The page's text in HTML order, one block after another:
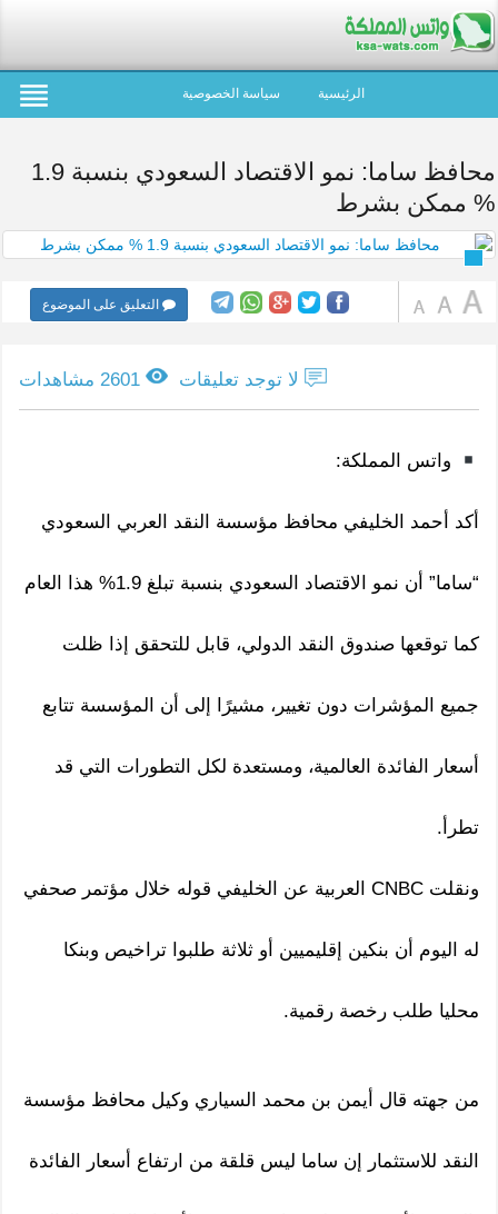
الرئيسية سياسة الخصوصية
محافظ ساما: نمو الاقتصاد السعودي بنسبة 1.9
% ممكن بشرط
التعليق على الموضوع
لا توجد تعليقات 2601 مشاهدات
واتس المملكة:
أكد أحمد الخليفي محافظ مؤسسة النقد العربي السعودي
“ساما” أن نمو الاقتصاد السعودي بنسبة تبلغ 1.9% هذا العام
كما توقعها صندوق النقد الدولي، قابل للتحقق إذا ظلت
جميع المؤشرات دون تغيير، مشيرًا إلى أن المؤسسة تتابع
أسعار الفائدة العالمية، ومستعدة لكل التطورات التي قد
تطرأ.
ونقلت CNBC العربية عن الخليفي قوله خلال مؤتمر صحفي
له اليوم أن بنكين إقليميين أو ثلاثة طلبوا تراخيص وبنكا
محليا طلب رخصة رقمية.
من جهته قال أيمن بن محمد السياري وكيل محافظ مؤسسة
النقد للاستثمار إن ساما ليس قلقة من ارتفاع أسعار الفائدة